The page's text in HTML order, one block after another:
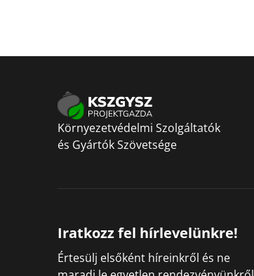
Környezetvédelmi Szolgáltatók
és Gyártók Szövetsége
Iratkozz fel hírlevelünkre!
Értesülj elsőként híreinkről és ne